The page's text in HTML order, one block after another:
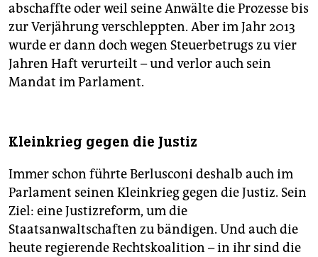
abschaffte oder weil seine Anwälte die Prozesse bis
zur Verjährung verschleppten. Aber im Jahr 2013
wurde er dann doch wegen Steuerbetrugs zu vier
Jahren Haft verurteilt – und verlor auch sein
Mandat im Parlament.
Kleinkrieg gegen die Justiz
Immer schon führte Berlusconi deshalb auch im
Parlament seinen Kleinkrieg gegen die Justiz. Sein
Ziel: eine Justizreform, um die
Staatsanwaltschaften zu bändigen. Und auch die
heute regierende Rechtskoalition – in ihr sind die